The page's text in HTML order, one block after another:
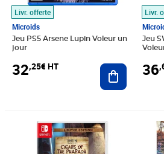
Livr. offerte
Microids
Jeu PS5 Arsene Lupin Voleur un
jour
32,25€ HT Ajouter au
Livr.
Jeu
36
Prix barré 41,66€ HT
Prix 30,69€ HT Prix